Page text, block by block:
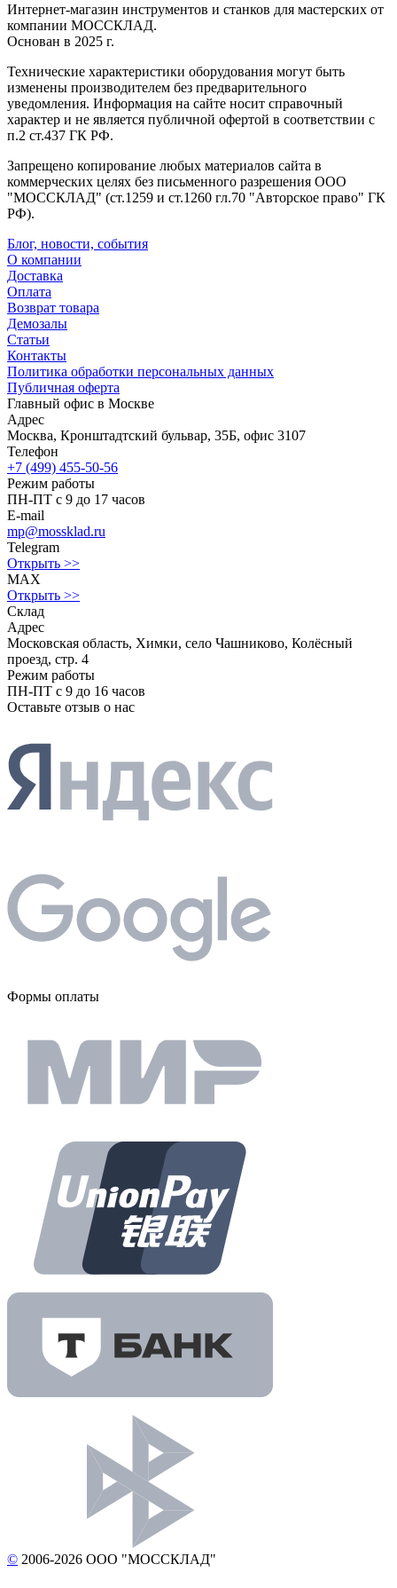
Интернет-магазин инструментов и станков для мастерских от
компании МОССКЛАД.
Основан в 2025 г.
Технические характеристики оборудования могут быть
изменены производителем без предварительного
уведомления. Информация на сайте носит справочный
характер и не является публичной офертой в соответствии с
п.2 ст.437 ГК РФ.
Запрещено копирование любых материалов сайта в
коммерческих целях без письменного разрешения ООО
"МОССКЛАД" (ст.1259 и ст.1260 гл.70 "Авторское право" ГК
РФ).
Блог, новости, события
О компании
Доставка
Оплата
Возврат товара
Демозалы
Статьи
Контакты
Политика обработки персональных данных
Публичная оферта
Главный офис в Москве
Адрес
Москва, Кронштадтский бульвар, 35Б, офис 3107
Телефон
+7 (499) 455-50-56
Режим работы
ПН-ПТ с 9 до 17 часов
E-mail
mp@mossklad.ru
Telegram
Открыть >>
MAX
Открыть >>
Склад
Адрес
Московская область, Химки, село Чашниково, Колёсный
проезд, стр. 4
Режим работы
ПН-ПТ с 9 до 16 часов
Оставьте отзыв о нас
Формы оплаты
© 2006-2026 ООО "МОССКЛАД"